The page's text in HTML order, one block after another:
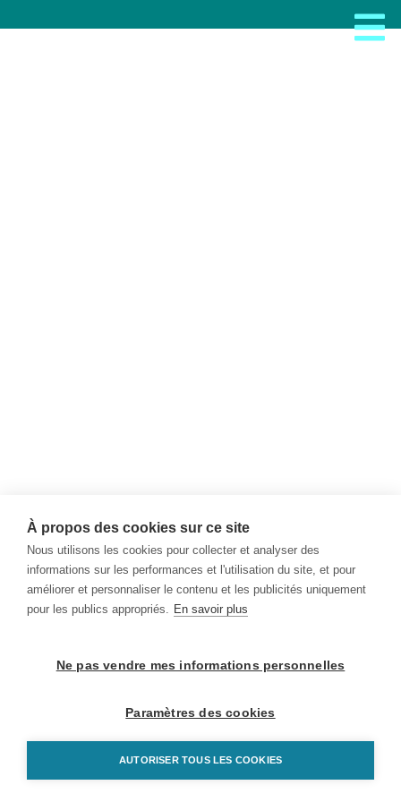
À propos des cookies sur ce site
Nous utilisons les cookies pour collecter et analyser des
informations sur les performances et l'utilisation du site, et pour
améliorer et personnaliser le contenu et les publicités uniquement
pour les publics appropriés. En savoir plus
Ne pas vendre mes informations personnelles
Paramètres des cookies
AUTORISER TOUS LES COOKIES